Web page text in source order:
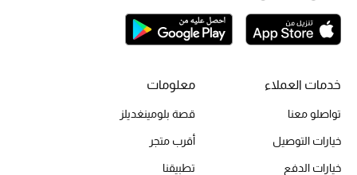
خدمات العملاء
تواصلو معنا
خيارات التوصيل
خيارات الدفع
معلومات
قصة بلومينغديلز
أقرب متجر
تطبيقنا